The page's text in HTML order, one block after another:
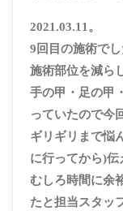
2021.03.11。
9回目の施術でし
施術部位を減ら
手の甲・足の甲
っていたので今
ギリギリまで悩
に行ってから)
むしろ時間に余
たと担当スタッ